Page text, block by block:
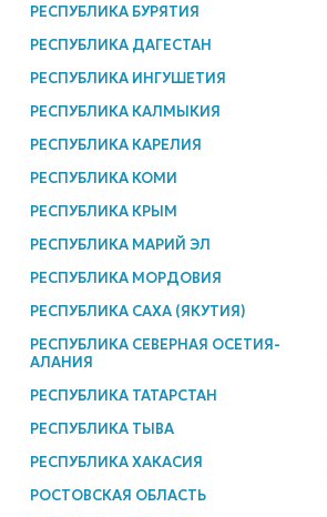
РЕСПУБЛИКА БУРЯТИЯ
РЕСПУБЛИКА ДАГЕСТАН
РЕСПУБЛИКА ИНГУШЕТИЯ
РЕСПУБЛИКА КАЛМЫКИЯ
РЕСПУБЛИКА КАРЕЛИЯ
РЕСПУБЛИКА КОМИ
РЕСПУБЛИКА КРЫМ
РЕСПУБЛИКА МАРИЙ ЭЛ
РЕСПУБЛИКА МОРДОВИЯ
РЕСПУБЛИКА САХА (ЯКУТИЯ)
РЕСПУБЛИКА СЕВЕРНАЯ ОСЕТИЯ-
АЛАНИЯ
РЕСПУБЛИКА ТАТАРСТАН
РЕСПУБЛИКА ТЫВА
РЕСПУБЛИКА ХАКАСИЯ
РОСТОВСКАЯ ОБЛАСТЬ